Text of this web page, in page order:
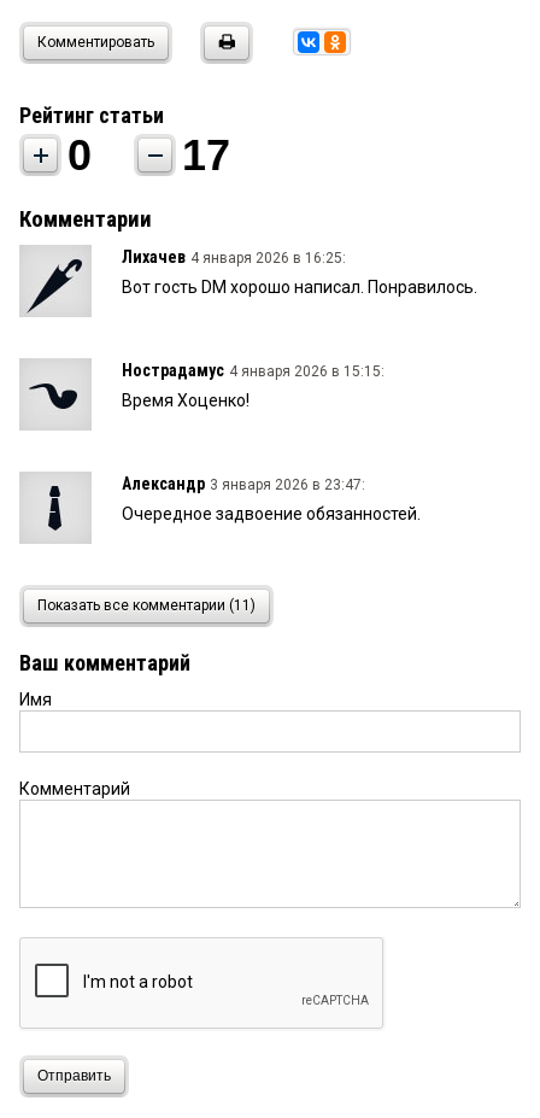
Комментировать
Рейтинг статьи
0 17
Комментарии
Лихачев 4 января 2026 в 16:25:
Вот гость DM хорошо написал. Понравилось.
Нострадамус 4 января 2026 в 15:15:
Время Хоценко!
Александр 3 января 2026 в 23:47:
Очередное задвоение обязанностей.
3 января 2026 в 21:06:
куриная дрокер а у вай у зели сколько
Подопытный омич 3 января 2026 в 13:36:
Виталий 2 января 2026 в 21:37:
нужно активно работать, вовлекать их в
интересные вещи, чтобы по подворотням
меньше желания таскаться было
Ира
Показать все комментарии (11)
Ваш комментарий
Имя
Комментарий
Отправить